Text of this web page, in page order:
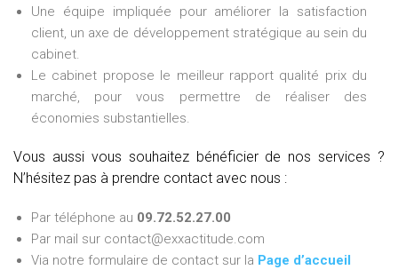
Une équipe impliquée pour améliorer la satisfaction
client, un axe de développement stratégique au sein du
cabinet.
Le cabinet propose le meilleur rapport qualité prix du
marché, pour vous permettre de réaliser des
économies substantielles.
Vous aussi vous souhaitez bénéficier de nos services ?
N’hésitez pas à prendre contact avec nous :
Par téléphone au 09.72.52.27.00
Par mail sur contact@exxactitude.com
Via notre formulaire de contact sur la Page d’accueil